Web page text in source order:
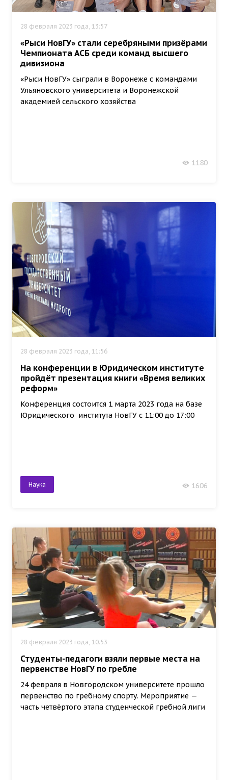
28 февраля 2023 года, 13:57
«Рыси НовГУ» стали серебряными призёрами
Чемпионата АСБ среди команд высшего
дивизиона
«Рыси НовГУ» сыграли в Воронеже с командами
Ульяновского университета и Воронежской
академией сельского хозяйства
1180
28 февраля 2023 года, 11:56
На конференции в Юридическом институте
пройдёт презентация книги «Время великих
реформ»
Конференция состоится 1 марта 2023 года на базе
Юридического института НовГУ с 11:00 до 17:00
Наука 1606
28 февраля 2023 года, 10:53
Студенты-педагоги взяли первые места на
первенстве НовГУ по гребле
24 февраля в Новгородском университете прошло
первенство по гребному спорту. Мероприятие —
часть четвёртого этапа студенческой гребной лиги